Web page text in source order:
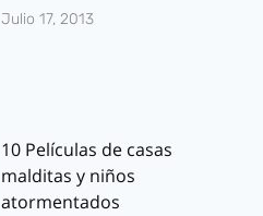
Julio 17, 2013
10 Películas de casas
malditas y niños
atormentados